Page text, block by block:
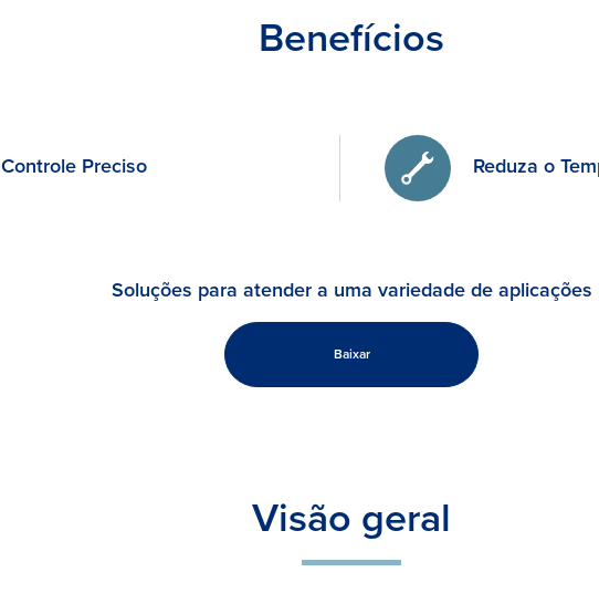
Benefícios
Controle Preciso Reduza o
Soluções para atender a uma variedade de aplicações
Baixar
Visão geral